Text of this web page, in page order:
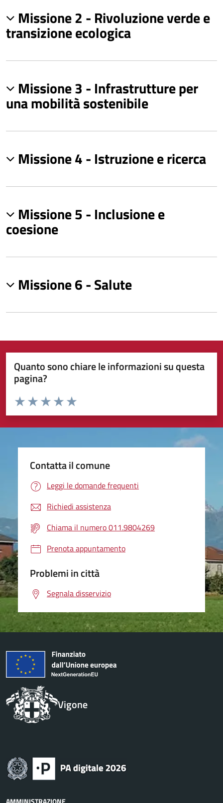
Missione 2 - Rivoluzione verde e
transizione ecologica
Missione 3 - Infrastrutture per
una mobilità sostenibile
Missione 4 - Istruzione e ricerca
Missione 5 - Inclusione e
coesione
Missione 6 - Salute
Quanto sono chiare le informazioni su questa
pagina?
Valuta da 1 a 5 stelle la pagina
Valuta 5 stelle su 5
Valuta 4 stelle su 5
Valuta 3 stelle su 5
Valuta 2 stelle su 5
Valuta 1 stelle su 5
Contatta il comune
Leggi le domande frequenti
Richiedi assistenza
Chiama il numero 011.9804269
Prenota appuntamento
Problemi in città
Segnala disservizio
Vigone